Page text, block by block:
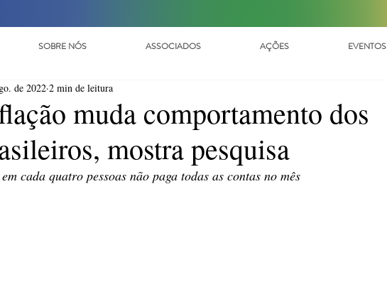
SOBRE NÓS ASSOCIADOS AÇÕES EVENTOS
muda comportamento dos
mostra pesquisa
de 2022 2 min de leitura
cada quatro pessoas não paga todas as contas no mês